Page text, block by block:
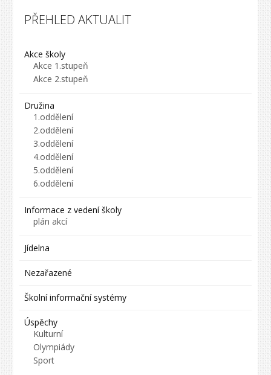
PŘEHLED AKTUALIT
Akce školy
Akce 1.stupeň
Akce 2.stupeň
Družina
1.oddělení
2.oddělení
3.oddělení
4.oddělení
5.oddělení
6.oddělení
Informace z vedení školy
plán akcí
Jídelna
Nezařazené
Školní informační systémy
Úspěchy
Kulturní
Olympiády
Sport